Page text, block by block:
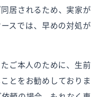
居されるため、実家が
スでは、早めの対処が
ご本人のために、生前
とをお勧めしておりま